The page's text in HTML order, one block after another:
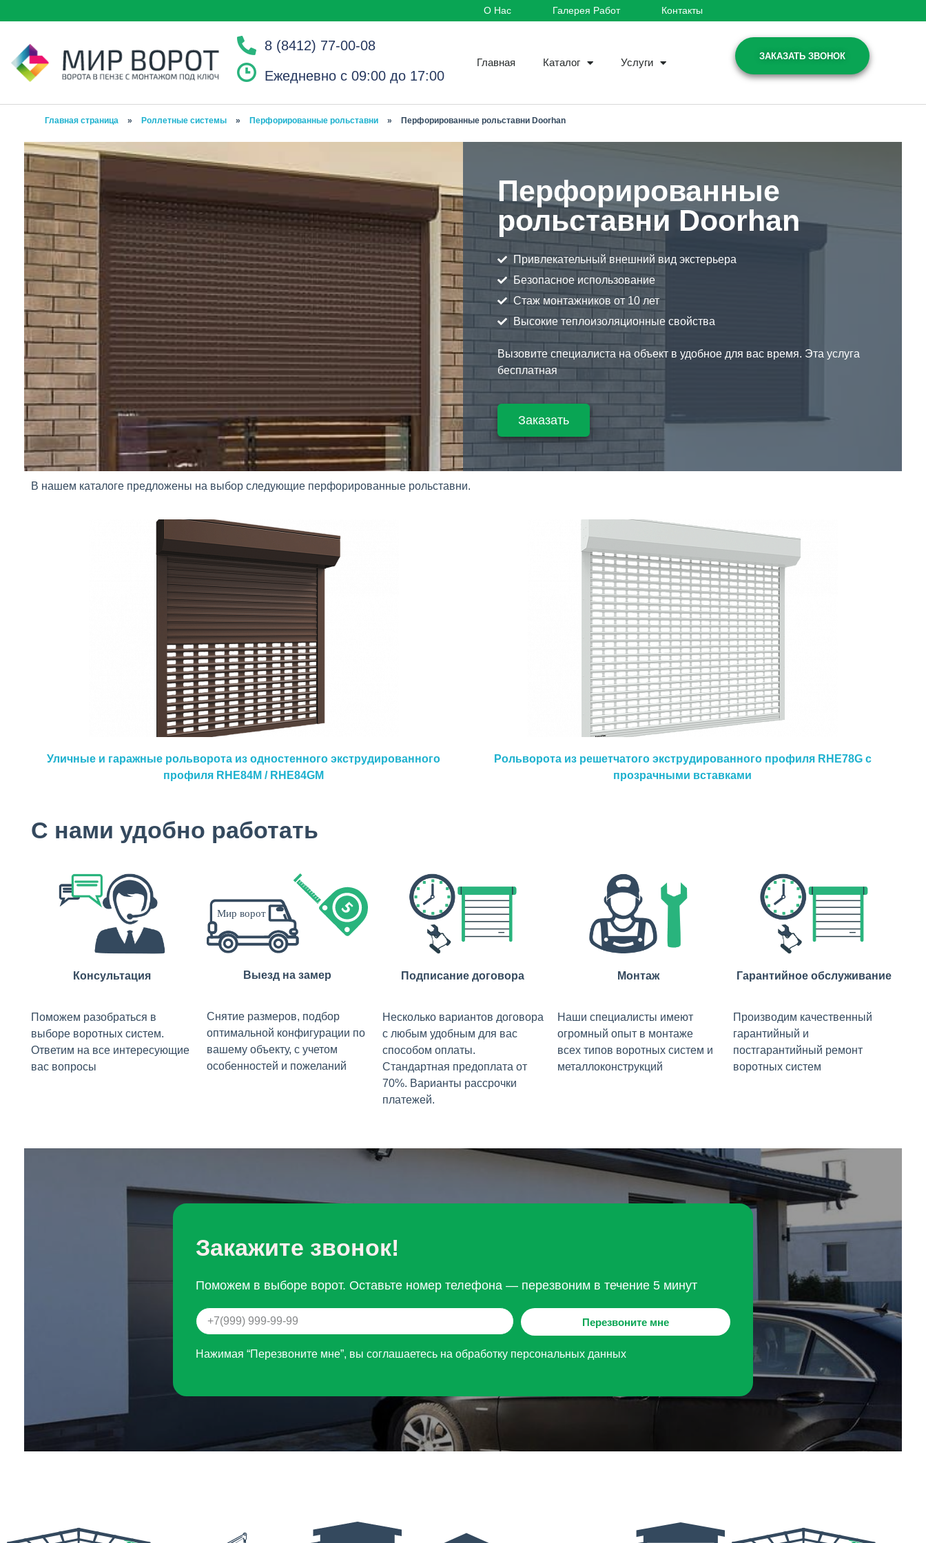
О Нас Галерея Работ Контакты
8 (8412) 77-00-08
Ежедневно с 09:00 до 17:00
Главная Каталог Услуги
ЗАКАЗАТЬ ЗВОНОК
Главная страница » Роллетные системы » Перфорированные рольставни » Перфорированные рольставни Doorhan
Перфорированные
рольставни Doorhan
Привлекательный внешний вид экстерьера
Безопасное использование
Стаж монтажников от 10 лет
Высокие теплоизоляционные свойства
Вызовите специалиста на объект в удобное для вас время. Эта услуга
бесплатная
Заказать
В нашем каталоге предложены на выбор следующие перфорированные рольставни.
Уличные и гаражные рольворота из одностенного экструдированного
профиля RHE84M / RHE84GM
Рольворота из решетчатого экструдированного профиля RHE78G с
прозрачными вставками
С нами удобно работать
Консультация
Поможем разобраться в
выборе воротных систем.
Ответим на все интересующие
вас вопросы
Выезд на замер
Снятие размеров, подбор
оптимальной конфигурации по
вашему объекту, с учетом
особенностей и пожеланий
Подписание договора
Несколько вариантов договора
с любым удобным для вас
способом оплаты.
Стандартная предоплата от
70%. Варианты рассрочки
платежей.
Монтаж
Наши специалисты имеют
огромный опыт в монтаже
всех типов воротных систем и
металлоконструкций
Гарантийное обслуживание
Производим качественный
гарантийный и
постгарантийный ремонт
воротных систем
Закажите звонок!
Поможем в выборе ворот. Оставьте номер телефона — перезвоним в течение 5 минут
Перезвоните мне
Нажимая “Перезвоните мне”, вы соглашаетесь на обработку персональных данных